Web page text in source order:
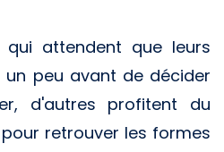
attendent que leurs
peu avant de décider
d'autres profitent du
retrouver les formes